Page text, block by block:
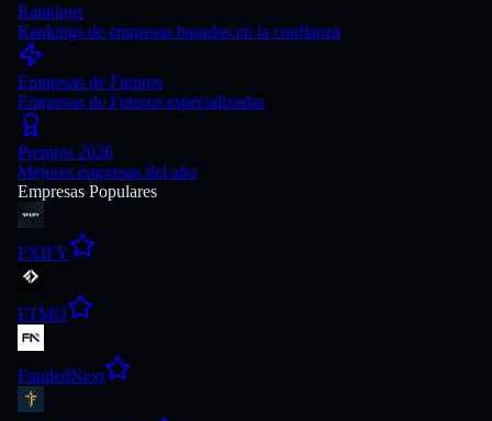
Rankings
Rankings de empresas basados en la confianza
Empresas de Futuros
Empresas de Futuros especializadas
Premios 2026
Mejores empresas del año
Empresas Populares
FXIFY
FTMO
FundedNext